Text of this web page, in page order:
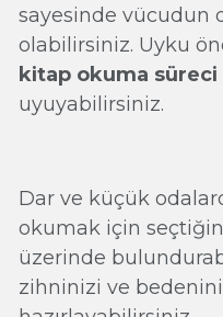
sayesinde vücudun
olabilirsiniz. Uyku
kitap okuma süreci
uyuyabilirsiniz.
Dar ve küçük
okumak için
üzerinde
zihninizi ve